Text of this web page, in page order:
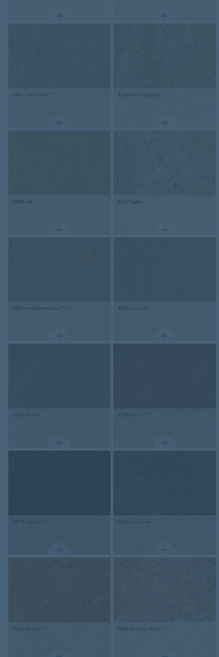
5801 river bank * * * 3234forest ground
3890 oat 3427 agate
5803 weathered sand * * * 3252 sparrow
3246 shrike 3254 clay * * *
3874walnut * * * 3426 cork tree
3233 shitake * * * 3407 donkey island * * *